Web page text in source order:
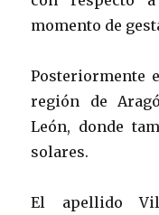
momento de
Posteriormente
región de
León, donde
solares.
El apellido